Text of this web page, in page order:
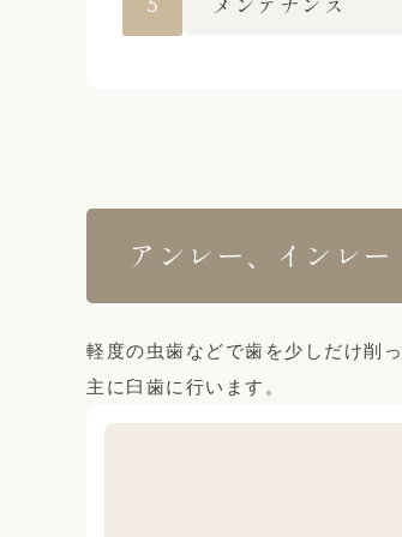
メンテナンス
アンレー、インレー
軽度の虫歯などで歯を少しだけ削
主に臼歯に行います。